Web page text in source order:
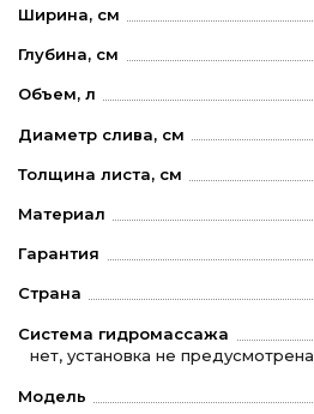
Ширина, см
Глубина, см
Объем, л
Диаметр слива, см
Толщина листа, см
Материал
Гарантия
Страна
Система гидромассажа
нет, установка не предусмотрена
Модель